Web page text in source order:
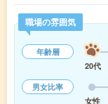
職場の雰囲気
年齢層
20代
男女比率
女性